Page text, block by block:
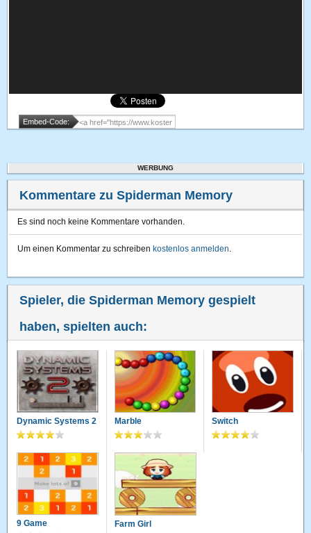
Embed-Code:
WERBUNG
Kommentare zu Spiderman Memory
Es sind noch keine Kommentare vorhanden.
Um einen Kommentar zu schreiben kostenlos anmelden.
Spieler, die Spiderman Memory gespielt
haben, spielten auch:
Dynamic Systems 2 Marble Switch
9 Game Farm Girl